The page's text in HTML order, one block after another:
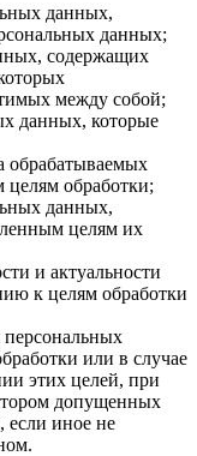
данных,
данных;
содержащих
между собой;
данных, которые
обрабатываемых
обработки;
данных,
целям их
и актуальности
к целям обработки
или в случае
этих целей, при
допущенных
если иное не